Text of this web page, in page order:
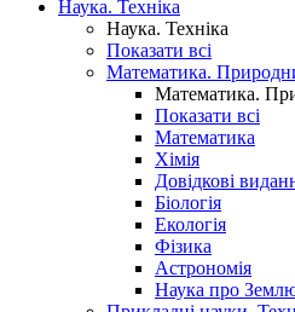
Наука. Техніка
Наука. Техніка
Показати всі
Математика.
Математика.
Показати всі
Математика
Хімія
Довідкові
Біологія
Екологія
Фізика
Астрономія
Наука про